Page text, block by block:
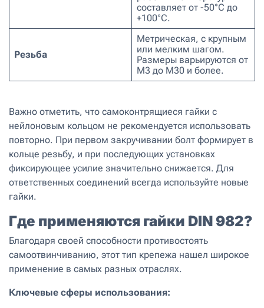
составляет от -50°C до
+100°C.
Резьба
Метрическая, с крупным
или мелким шагом.
Размеры варьируются от
М3 до М30 и более.
Важно отметить, что самоконтрящиеся гайки с
нейлоновым кольцом не рекомендуется использовать
повторно. При первом закручивании болт формирует в
кольце резьбу, и при последующих установках
фиксирующее усилие значительно снижается. Для
ответственных соединений всегда используйте новые
гайки.
Где применяются гайки DIN 982?
Благодаря своей способности противостоять
самоотвинчиванию, этот тип крепежа нашел широкое
применение в самых разных отраслях.
Ключевые сферы использования: